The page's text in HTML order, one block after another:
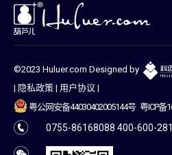
©2023 Huluer.com Designed by
| 隐私政策 | 用户协议 |
粤公网安备44030402005144号 粤ICP备
0755-86168088 400-600-